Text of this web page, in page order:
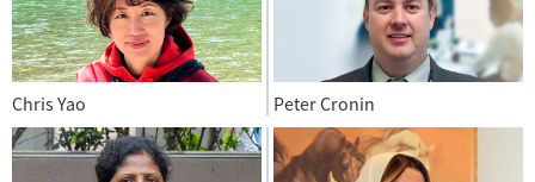
Chris Yao Peter Cronin